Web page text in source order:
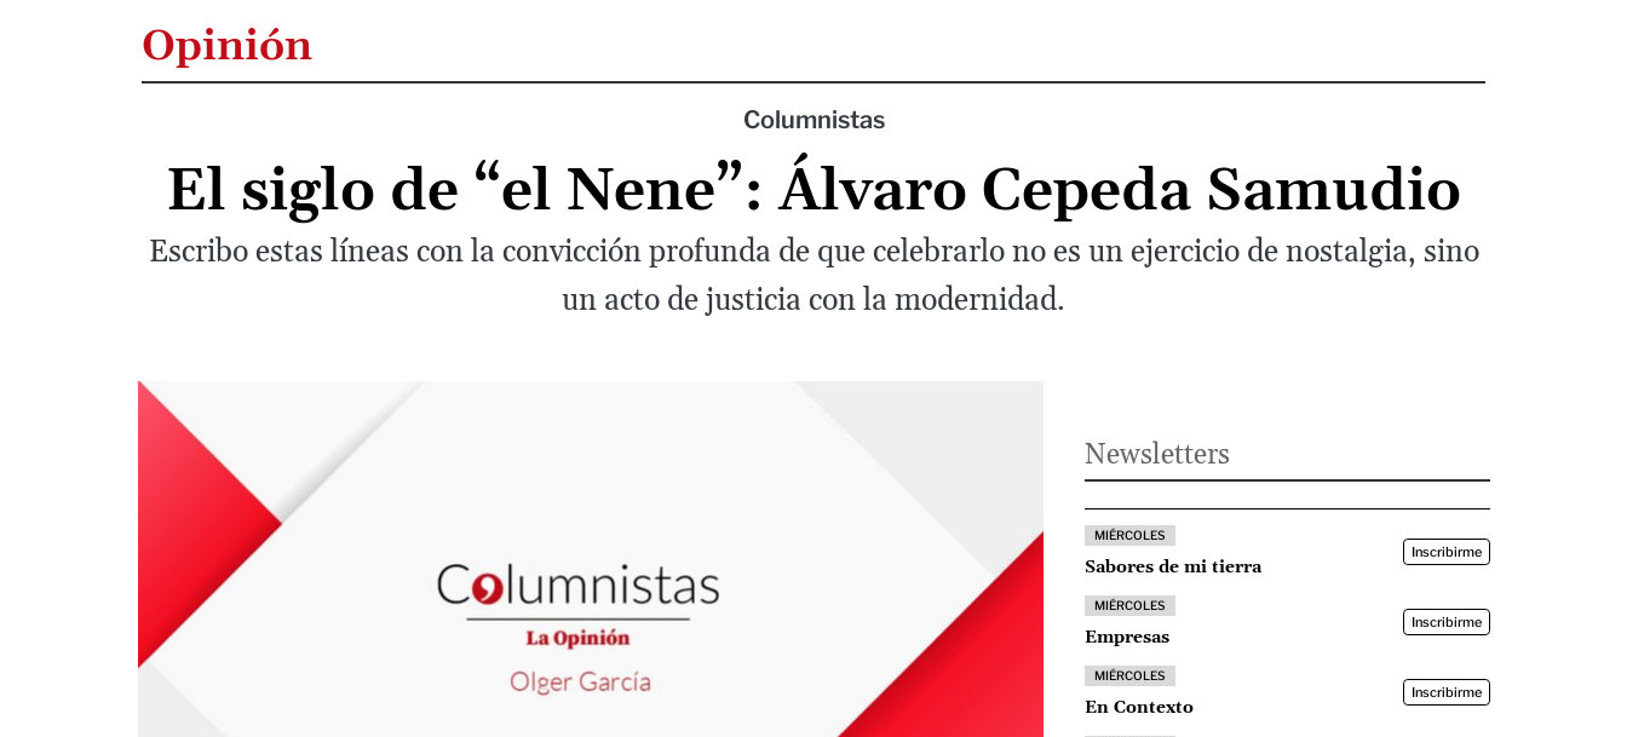
Opinión
Columnistas
El siglo de “el Nene”: Álvaro Cepeda Samudio
Escribo estas líneas con la convicción profunda de que celebrarlo no es un ejercicio de nostalgia, sino
un acto de justicia con la modernidad.
Newsletters
MIÉRCOLES
Sabores de mi tierra
Inscribirme
MIÉRCOLES
Empresas
Inscribirme
MIÉRCOLES
En Contexto
Inscribirme